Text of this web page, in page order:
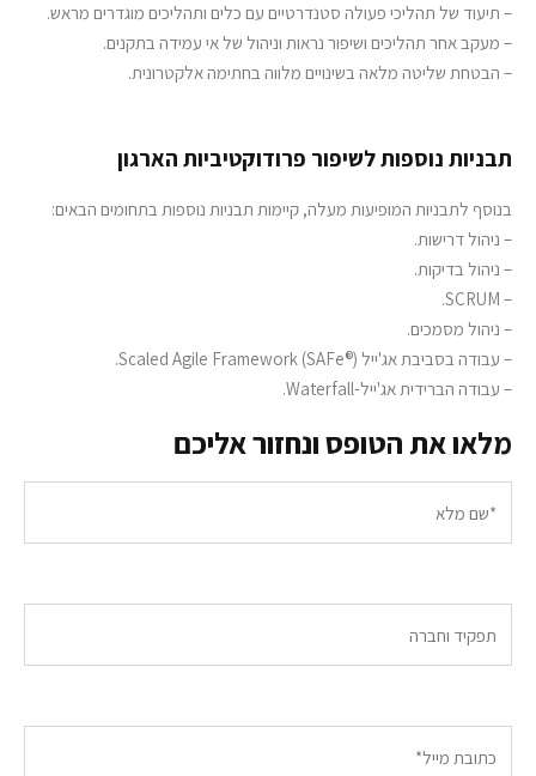
– תיעוד של תהליכי פעולה סטנדרטיים עם כלים ותהליכים מוגדרים מראש.
– מעקב אחר תהליכים ושיפור נראות וניהול של אי עמידה בתקנים.
– הבטחת שליטה מלאה בשינויים מלווה בחתימה אלקטרונית.
תבניות נוספות לשיפור פרודוקטיביות הארגון
בנוסף לתבניות המופיעות מעלה, קיימות תבניות נוספות בתחומים הבאים:
– ניהול דרישות.
– ניהול בדיקות.
– SCRUM.
– ניהול מסמכים.
– עבודה בסביבת אג'ייל Scaled Agile Framework (SAFe®).
– עבודה הברידית אג'ייל-Waterfall.
מלאו את הטופס ונחזור אליכם